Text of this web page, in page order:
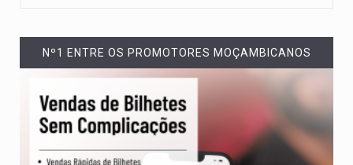
Nº1 ENTRE OS PROMOTORES MOÇAMBICANOS